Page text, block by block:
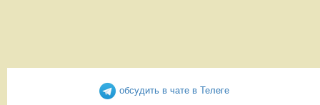
обсудить в чате в Телеге